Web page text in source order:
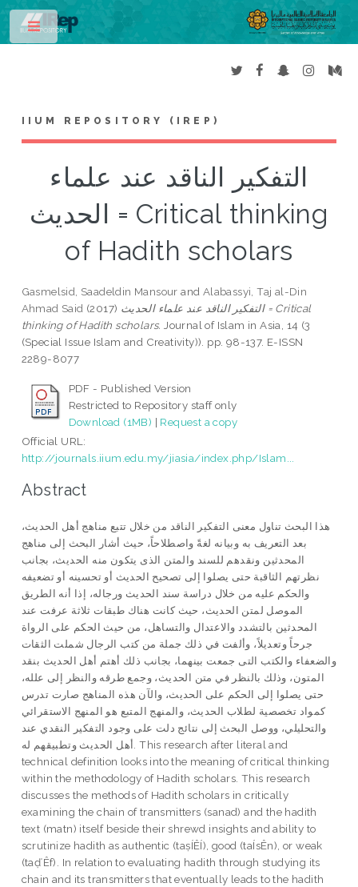
IIUM REPOSITORY (IREP)
التفكير الناقد عند علماء
الحديث = Critical thinking
of Hadith scholars
Gasmelsid, Saadeldin Mansour and Alabassyi, Taj al-Din
Ahmad Said (2017) التفكير الناقد عند علماء الحديث = Critical
thinking of Hadith scholars. Journal of Islam in Asia, 14 (3
(Special Issue Islam and Creativity)). pp. 98-137. E-ISSN
2289-8077
PDF - Published Version
Restricted to Repository staff only
Download (1MB) | Request a copy
Official URL:
http://journals.iium.edu.my/jiasia/index.php/Islam...
Abstract
هذا البحث تناول معنى التفكير الناقد من خلال تتبع مناهج أهل الحديث،
بعد التعريف به وبيانه لغةً واصطلاحاً، حيث أشار البحث إلى مناهج
المحدثين ونقدهم للسند والمتن الذى يتكون منه الحديث، بجانب
نظرتهم الثاقبة حتى يصلوا إلى تصحيح الحديث أو تحسينه أو تضعيفه
والحكم عليه من خلال دراسة سند الحديث ورجاله، إذا أنه الطريق
الموصل لمتن الحديث، حيث كانت هناك طبقات ثلاثة عرفت عند
المحدثين بالتشدد والاعتدال والتساهل، من حيث الحكم على الرواة
جرحاً وتعديلاً، وألفت في ذلك جملة من كتب الرجال شملت الثقات
والضعفاء والكتب التى جمعت بينهما، بجانب ذلك أهتم أهل الحديث بنقد
المتون، وذلك بالنظر في متن الحديث، وجمع طرقه والنظر إلى علله،
حتى يصلوا إلى الحكم على الحديث، والآن هذه المناهج صارت تدرس
كمواد تخصصية لطلاب الحديث، والمنهج المتبع هو المنهج الاستقرائي
والتحليلي، ووصل البحث إلى نتائج دلت على وجود التفكير النقدي عند
أهل الحديث وتطبيقهم له. This research after literal and
technical definition looks into the meaning of critical thinking
within the methodology of Hadith scholars. This research
discusses the methods of Hadith scholars in critically
examining the chain of transmitters (sanad) and the hadith
text (matn) itself beside their shrewd insights and ability to
scrutinize hadith as authentic (taṣÍÊÍ), good (taÍsÊn), or weak
(taḍʿÊf). In relation to evaluating hadith through studying its
chain and its transmitters that eventually leads to the hadith
Toggle